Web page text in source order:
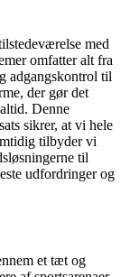
med
omfatter alt fra
adgangskontrol til
der gør det
Denne
sikrer, at vi hele
tilbyder vi
til
udfordringer og
et tæt og